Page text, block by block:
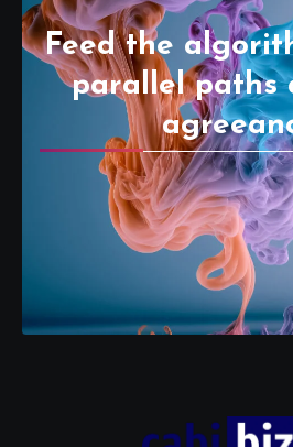
Feed the
parallel paths